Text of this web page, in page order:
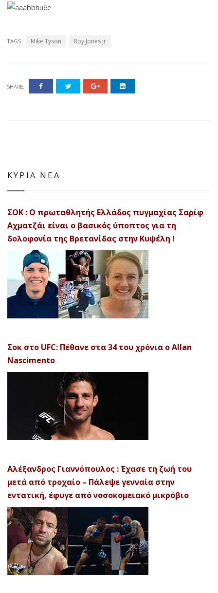
TAGS: Mike Tyson Roy Jones jr
SHARE:
ΚΥΡΙΑ ΝΕΑ
ΣΟΚ : Ο πρωταθλητής Ελλάδος πυγμαχίας Σαρίφ
Αχματζάι είναι ο βασικός ύποπτος για τη
δολοφονία της Βρετανίδας στην Κυψέλη !
Σοκ στο UFC: Πέθανε στα 34 του χρόνια ο Allan
Nascimento
Αλέξανδρος Γιαννόπουλος : Έχασε τη ζωή του
μετά από τροχαίο – Πάλεψε γενναία στην
εντατική, έφυγε από νοσοκομειακό μικρόβιο